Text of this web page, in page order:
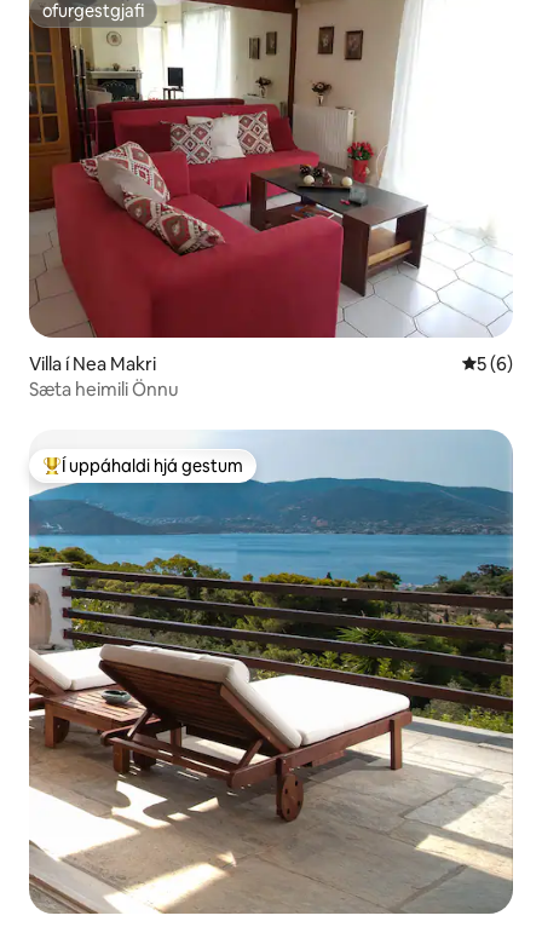
ofurgestgjafi
ofurgestgjafi
Villa í Nea Makri 5 af 5 í
5 (6)
Sæta heimili Önnu
Í mestu uppáhaldi hjá gestum
Í uppáhaldi hjá gestum